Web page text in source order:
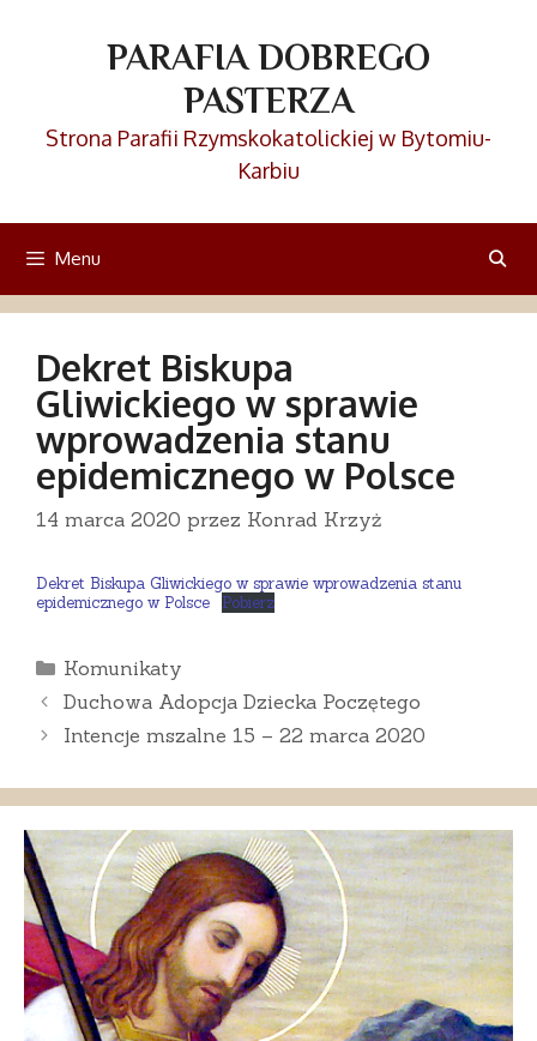
PARAFIA DOBREGO
PASTERZA
Strona Parafii Rzymskokatolickiej w Bytomiu-
Karbiu
Menu
Dekret Biskupa
Gliwickiego w sprawie
wprowadzenia stanu
epidemicznego w Polsce
14 marca 2020 przez Konrad Krzyż
Dekret Biskupa Gliwickiego w sprawie wprowadzenia stanu
epidemicznego w Polsce
Pobierz
Kategorie
Komunikaty
Duchowa Adopcja Dziecka Poczętego
Intencje mszalne 15 – 22 marca 2020